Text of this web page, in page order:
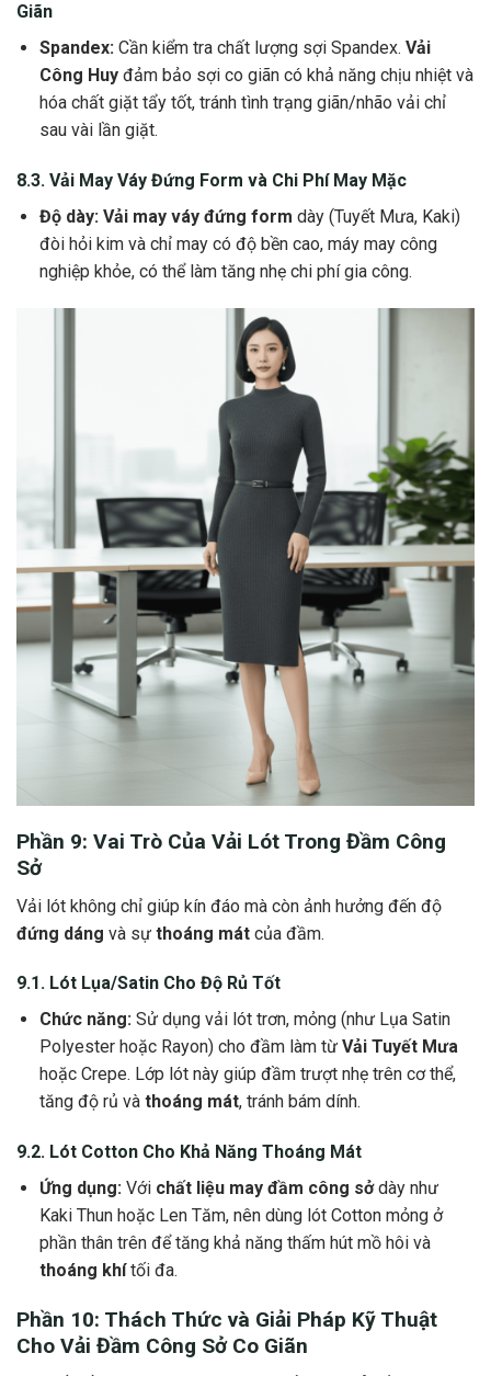
Giãn
Spandex:Cần kiểm tra chất lượng sợi Spandex. Vải
Công Huyđảm bảo sợi co giãn có khả năng chịu nhiệt và
hóa chất giặt tẩy tốt, tránh tình trạng giãn/nhão vải chỉ
sau vài lần giặt.
8.3. Vải May Váy Đứng Form và Chi Phí May Mặc
Độ dày: Vải may váy đứng form dày (Tuyết Mưa, Kaki)
đòi hỏi kim và chỉ may có độ bền cao, máy may công
nghiệp khỏe, có thể làm tăng nhẹ chi phí gia công.
Phần 9: Vai Trò Của Vải Lót Trong Đầm Công
Sở
Vải lót không chỉ giúp kín đáo mà còn ảnh hưởng đến độ
đứng dáng và sự thoáng mát của đầm.
9.1. Lót Lụa/Satin Cho Độ Rủ Tốt
Chức năng:Sử dụng vải lót trơn, mỏng (như Lụa Satin
Polyester hoặc Rayon) cho đầm làm từ Vải Tuyết Mưa
hoặc Crepe. Lớp lót này giúp đầm trượt nhẹ trên cơ thể,
tăng độ rủ và thoáng mát, tránh bám dính.
9.2. Lót Cotton Cho Khả Năng Thoáng Mát
Ứng dụng:Với chất liệu may đầm công sởdày như
Kaki Thun hoặc Len Tăm, nên dùng lót Cotton mỏng ở
phần thân trên để tăng khả năng thấm hút mồ hôi và
thoáng khítối đa.
Phần 10: Thách Thức và Giải Pháp Kỹ Thuật
Cho Vải Đầm Công Sở Co Giãn